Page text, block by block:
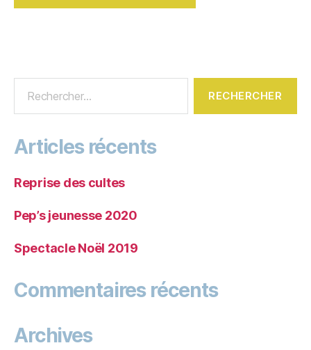
Articles récents
Reprise des cultes
Pep’s jeunesse 2020
Spectacle Noël 2019
Commentaires récents
Archives